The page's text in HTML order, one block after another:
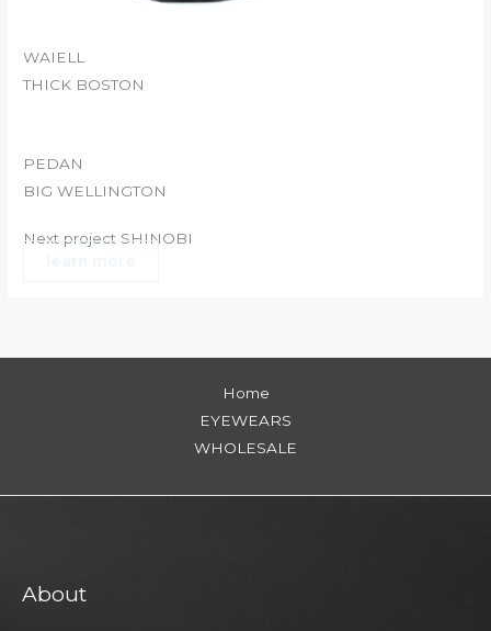
WAIELL
THICK BOSTON
PEDAN
BIG WELLINGTON
Next project SHINOBI
Home
EYEWEARS
WHOLESALE
About